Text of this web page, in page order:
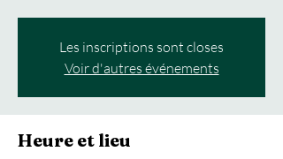
Les inscriptions sont closes
Voir d'autres événements
Heure et lieu